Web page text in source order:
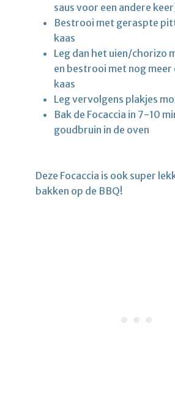
saus voor een andere
Bestrooi met geraspte
kaas
Leg dan het uien/chorizo
en bestrooi met nog
kaas
Leg vervolgens plakjes
Bak de Focaccia in 7-10
goudbruin in de oven
Deze Focaccia is ook super
bakken op de BBQ!